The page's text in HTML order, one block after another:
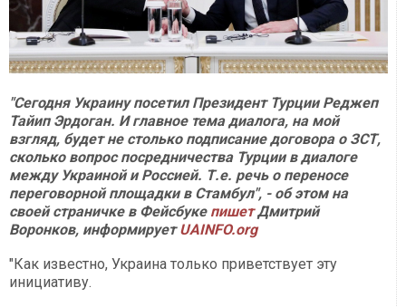
"Сегодня Украину посетил Президент Турции Реджеп
Тайип Эрдоган. И главное тема диалога, на мой
взгляд, будет не столько подписание договора о ЗСТ,
сколько вопрос посредничества Турции в диалоге
между Украиной и Россией. Т.е. речь о переносе
переговорной площадки в Стамбул", - об этом на
своей страничке в Фейсбуке пишетДмитрий
Воронков, информируетUAINFO.org
"Как известно, Украина только приветствует эту
инициативу.